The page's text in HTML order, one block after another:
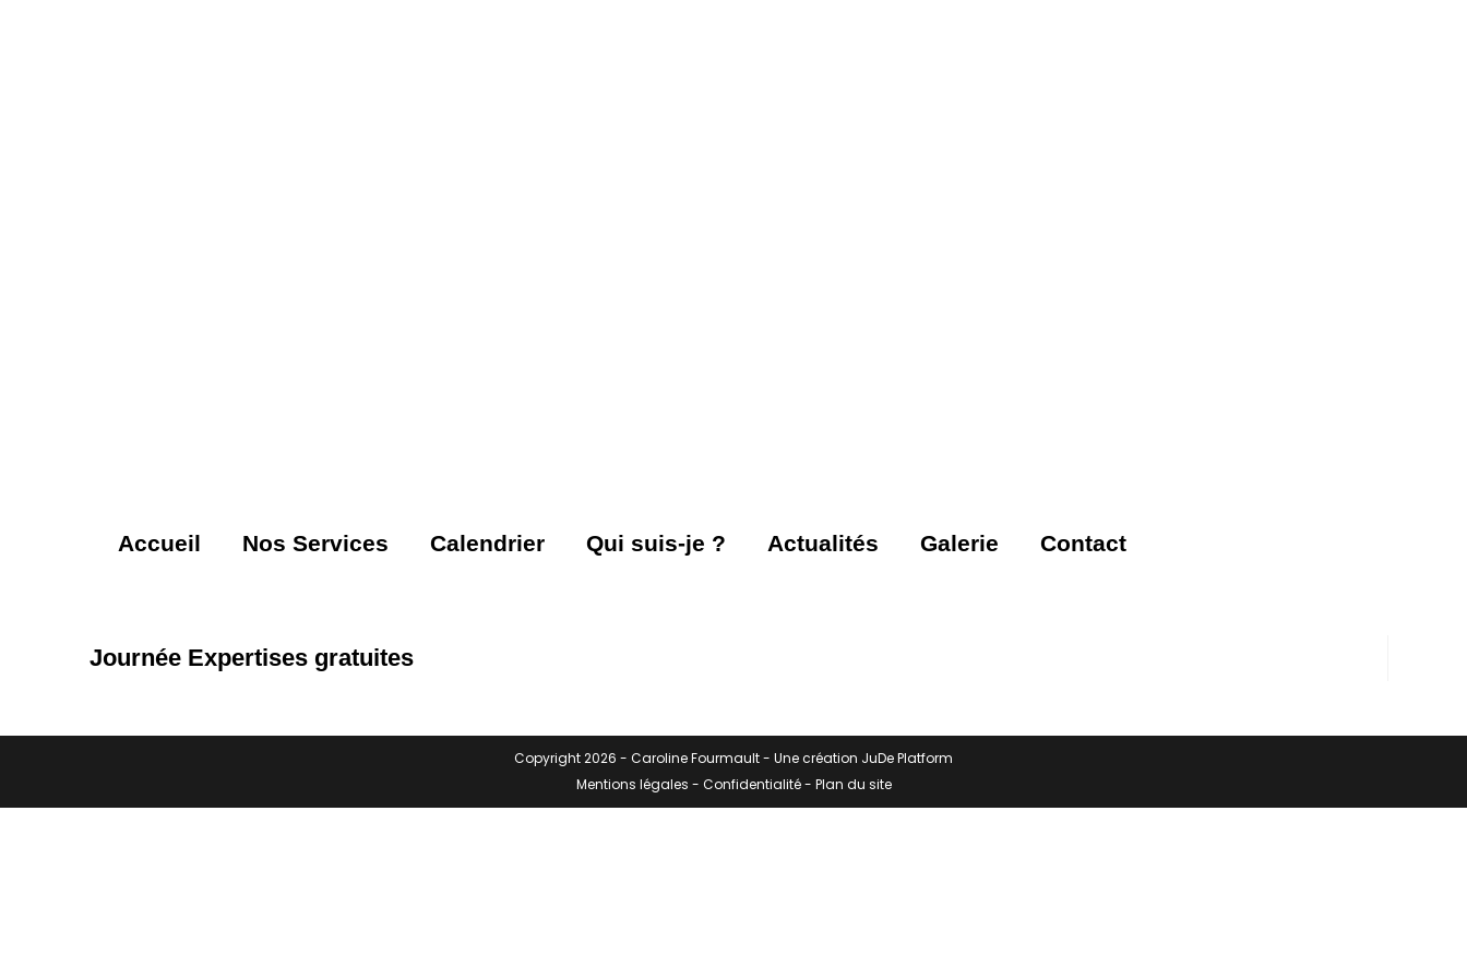
Accueil Nos Services Calendrier Qui suis-je ? Actualités Galerie Contact
Journée Expertises gratuites
Copyright 2026 - Caroline Fourmault- Une création JuDe Platform
Mentions légales - Confidentialité- Plan du site